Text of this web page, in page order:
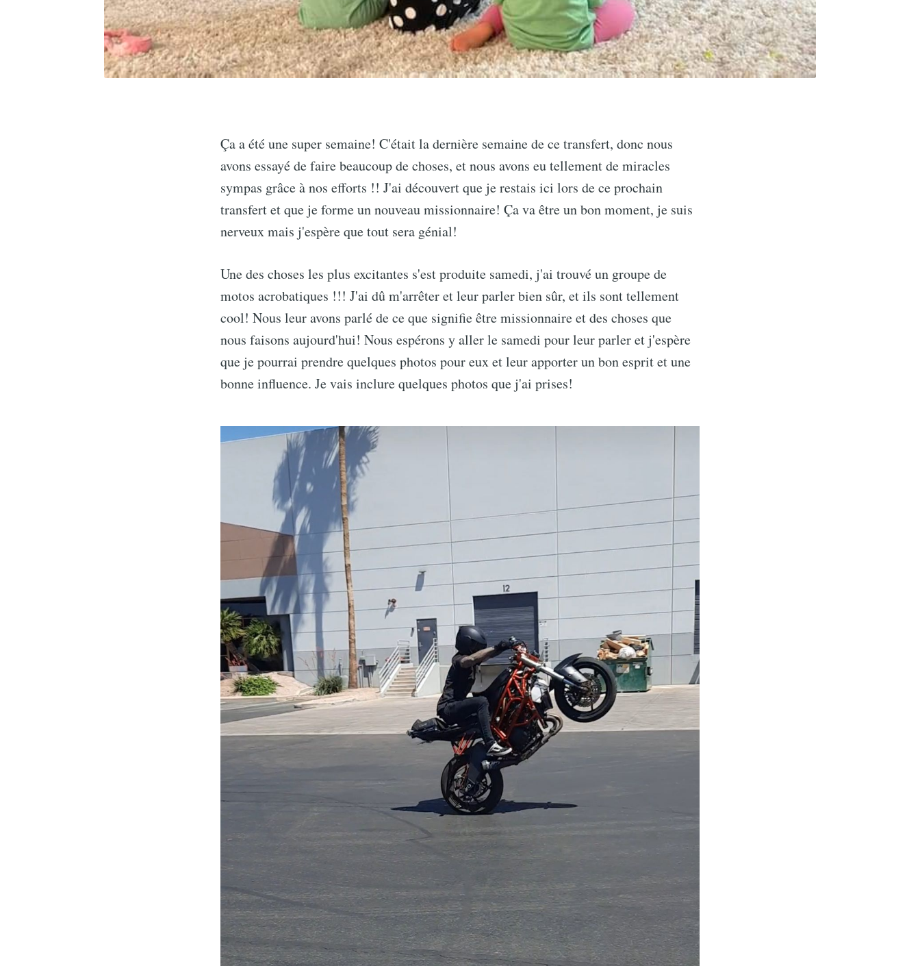
Ça a été une super semaine! C'était la dernière semaine de ce transfert, donc nous
avons essayé de faire beaucoup de choses, et nous avons eu tellement de miracles
sympas grâce à nos efforts !! J'ai découvert que je restais ici lors de ce prochain
transfert et que je forme un nouveau missionnaire! Ça va être un bon moment, je suis
nerveux mais j'espère que tout sera génial!
Une des choses les plus excitantes s'est produite samedi, j'ai trouvé un groupe de
motos acrobatiques !!! J'ai dû m'arrêter et leur parler bien sûr, et ils sont tellement
cool! Nous leur avons parlé de ce que signifie être missionnaire et des choses que
nous faisons aujourd'hui! Nous espérons y aller le samedi pour leur parler et j'espère
que je pourrai prendre quelques photos pour eux et leur apporter un bon esprit et une
bonne influence. Je vais inclure quelques photos que j'ai prises!